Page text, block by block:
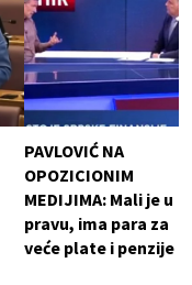
PAVLOVIĆ NA
OPOZICIONIM
MEDIJIMA: Mali je u
pravu, ima para za
veće plate i penzije